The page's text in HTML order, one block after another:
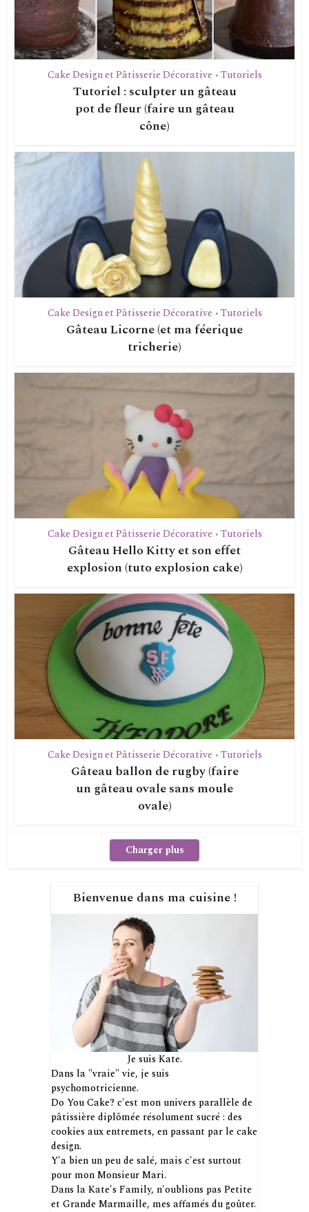
Cake Design et Pâtisserie Décorative • Tutoriels
Tutoriel : sculpter un gâteau
pot de fleur (faire un gâteau
cône)
Cake Design et Pâtisserie Décorative • Tutoriels
Gâteau Licorne (et ma féerique
tricherie)
Cake Design et Pâtisserie Décorative • Tutoriels
Gâteau Hello Kitty et son effet
explosion (tuto explosion cake)
Cake Design et Pâtisserie Décorative • Tutoriels
Gâteau ballon de rugby (faire
un gâteau ovale sans moule
ovale)
Charger plus
Bienvenue dans ma cuisine !
Je suis Kate.
Dans la "vraie" vie, je suis
psychomotricienne.
Do You Cake? c'est mon univers parallèle de
pâtissière diplômée résolument sucré : des
cookies aux entremets, en passant par le cake
design.
Y'a bien un peu de salé, mais c'est surtout
pour mon Monsieur Mari.
Dans la Kate's Family, n'oublions pas Petite
et Grande Marmaille, mes affamés du goûter.